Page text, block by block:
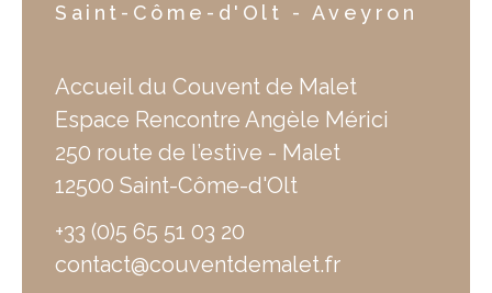
Saint-Côme-d'Olt - Aveyron
Accueil du Couvent de Malet
Espace Rencontre Angèle Mérici
250 route de l’estive - Malet
12500 Saint-Côme-d'Olt
+33 (0)5 65 51 03 20
contact@couventdemalet.fr